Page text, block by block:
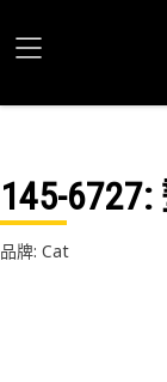
145-6727:
品牌: Cat